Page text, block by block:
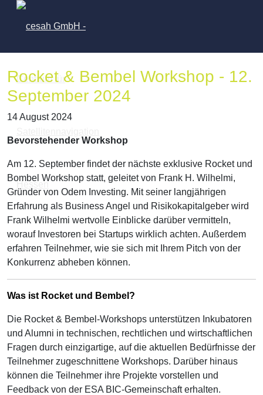
Rocket & Bembel Workshop - 12.
September 2024
14 August 2024
Bevorstehender Workshop
Am 12. September findet der nächste exklusive Rocket und
Bombel Workshop statt, geleitet von Frank H. Wilhelmi,
Gründer von Odem Investing. Mit seiner langjährigen
Erfahrung als Business Angel und Risikokapitalgeber wird
Frank Wilhelmi wertvolle Einblicke darüber vermitteln,
worauf Investoren bei Startups wirklich achten. Außerdem
erfahren Teilnehmer, wie sie sich mit Ihrem Pitch von der
Konkurrenz abheben können.
Was ist Rocket und Bembel?
Die Rocket & Bembel-Workshops unterstützen Inkubatoren
und Alumni in technischen, rechtlichen und wirtschaftlichen
Fragen durch einzigartige, auf die aktuellen Bedürfnisse der
Teilnehmer zugeschnittene Workshops. Darüber hinaus
können die Teilnehmer ihre Projekte vorstellen und
Feedback von der ESA BIC-Gemeinschaft erhalten.